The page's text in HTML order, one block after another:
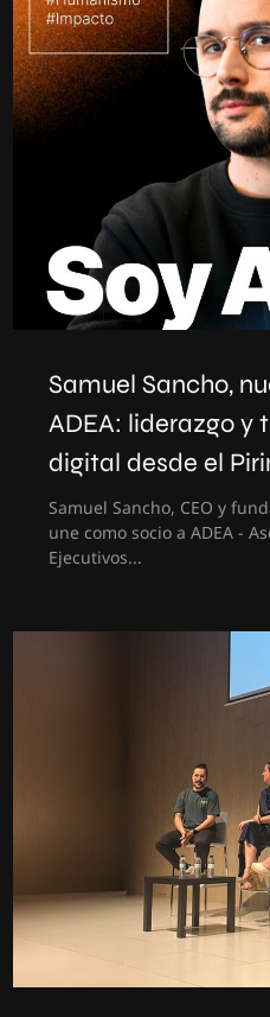
Samuel Sancho,
ADEA: liderazgo y
digital desde el
Samuel Sancho, CEO y
une como socio a ADEA -
Ejecutivos...